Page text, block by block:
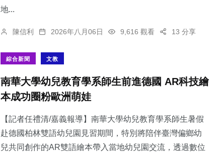
地...
陳信利 2026年八月06日 9,616 觀看 13 分享
綜合新聞 文教
南華大學幼兒教育學系師生前進德國 AR科技繪
本成功圈粉歐洲萌娃
【記者任禮清/嘉義報導】南華大學幼兒教育學系師生暑假
赴德國柏林雙語幼兒園見習期間，特別將陪伴臺灣偏鄉幼
兒共同創作的AR雙語繪本帶入當地幼兒園交流，透過數位